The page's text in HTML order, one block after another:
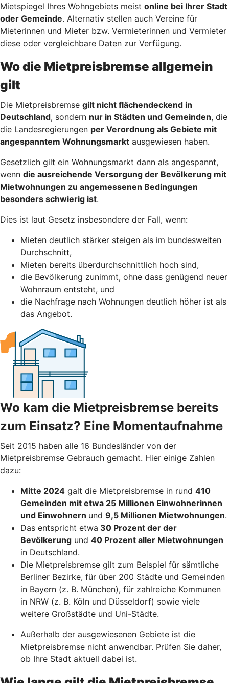
Mietspiegel Ihres Wohngebiets meist online bei Ihrer Stadt
oder Gemeinde. Alternativ stellen auch Vereine für
Mieterinnen und Mieter bzw. Vermieterinnen und Vermieter
diese oder vergleichbare Daten zur Verfügung.
Wo die Mietpreisbremse allgemein
gilt
Die Mietpreisbremse gilt nicht flächendeckend in
Deutschland, sondern nur in Städten und Gemeinden, die
die Landesregierungen per Verordnung als Gebiete mit
angespanntem Wohnungsmarkt ausgewiesen haben.
Gesetzlich gilt ein Wohnungsmarkt dann als angespannt,
wenn die ausreichende Versorgung der Bevölkerung mit
Mietwohnungen zu angemessenen Bedingungen
besonders schwierig ist.
Dies ist laut Gesetz insbesondere der Fall, wenn:
Mieten deutlich stärker steigen als im bundesweiten
Durchschnitt,
Mieten bereits überdurchschnittlich hoch sind,
die Bevölkerung zunimmt, ohne dass genügend neuer
Wohnraum entsteht, und
die Nachfrage nach Wohnungen deutlich höher ist als
das Angebot.
Wo kam die Mietpreisbremse bereits
zum Einsatz? Eine Momentaufnahme
Seit 2015 haben alle 16 Bundesländer von der
Mietpreisbremse Gebrauch gemacht. Hier einige Zahlen
dazu:
Mitte 2024 galt die Mietpreisbremse in rund 410
Gemeinden mit etwa 25 Millionen Einwohnerinnen
und Einwohnern und 9,5 Millionen Mietwohnungen.
Das entspricht etwa 30 Prozent der der
Bevölkerung und 40 Prozent aller Mietwohnungen
in Deutschland.
Die Mietpreisbremse gilt zum Beispiel für sämtliche
Berliner Bezirke, für über 200 Städte und Gemeinden
in Bayern (z. B. München), für zahlreiche Kommunen
in NRW (z. B. Köln und Düsseldorf) sowie viele
weitere Großstädte und Uni-Städte.
Außerhalb der ausgewiesenen Gebiete ist die
Mietpreisbremse nicht anwendbar. Prüfen Sie daher,
ob Ihre Stadt aktuell dabei ist.